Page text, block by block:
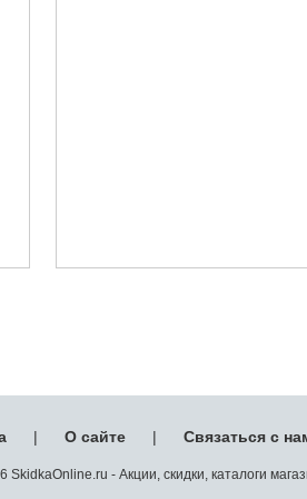
| О сайте | Связаться с
SkidkaOnline.ru - Акции, скидки, каталоги